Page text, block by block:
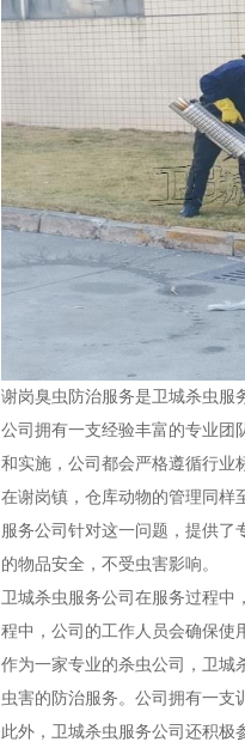
谢岗臭虫防治服务是卫城杀虫服
公司拥有一支经验丰富的专业团
和实施，公司都会严格遵循行业
在谢岗镇，仓库动物的管理同样
服务公司针对这一问题，提供了
的物品安全，不受虫害影响。
卫城杀虫服务公司在服务过程中
程中，公司的工作人员会确保使
作为一家专业的杀虫公司，卫城
虫害的防治服务。公司拥有一支
此外，卫城杀虫服务公司还积极